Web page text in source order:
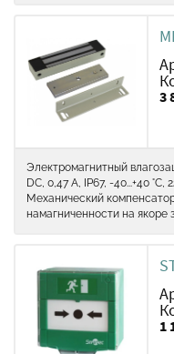
3
Электромагнитный
DC, 0,47 A, IP67, -40...+40
Механический
намагниченности на якоре
1